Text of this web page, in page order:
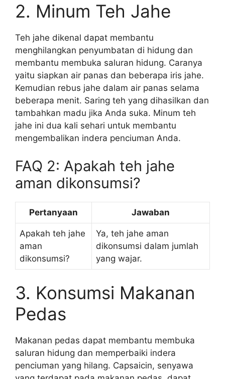
2. Minum Teh Jahe
Teh jahe dikenal dapat membantu
menghilangkan penyumbatan di hidung dan
membantu membuka saluran hidung. Caranya
yaitu siapkan air panas dan beberapa iris jahe.
Kemudian rebus jahe dalam air panas selama
beberapa menit. Saring teh yang dihasilkan dan
tambahkan madu jika Anda suka. Minum teh
jahe ini dua kali sehari untuk membantu
mengembalikan indera penciuman Anda.
FAQ 2: Apakah teh jahe
aman dikonsumsi?
Pertanyaan Jawaban
Apakah teh jahe
aman
dikonsumsi?
Ya, teh jahe aman
dikonsumsi dalam jumlah
yang wajar.
3. Konsumsi Makanan
Pedas
Makanan pedas dapat membantu membuka
saluran hidung dan memperbaiki indera
penciuman yang hilang. Capsaicin, senyawa